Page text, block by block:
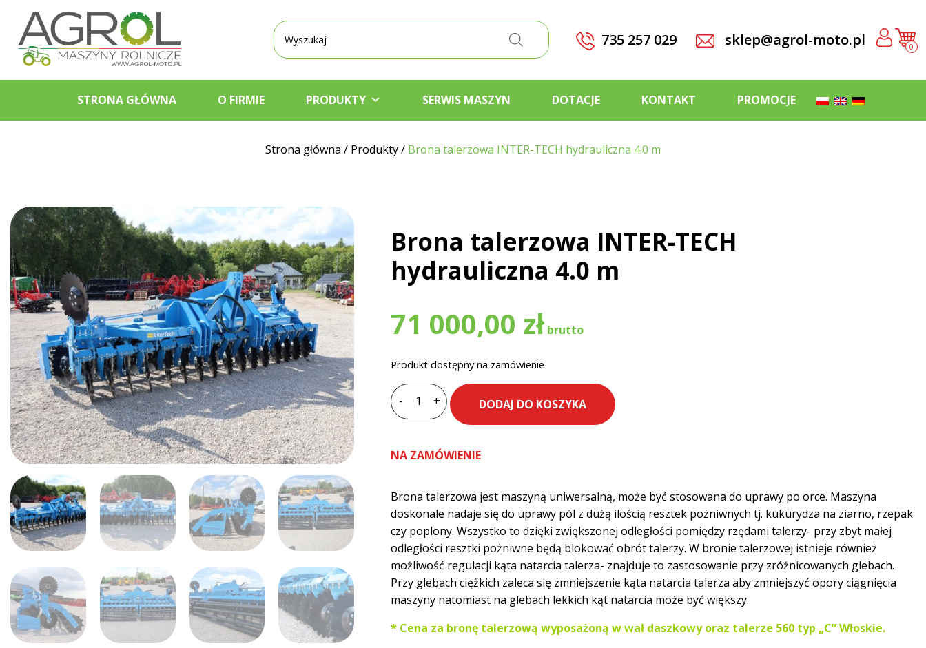
Wyszukiwarka
produktów 735 257 029 sklep@agrol-moto.pl 0
STRONA GŁÓWNA O FIRMIE PRODUKTY SERWIS MASZYN DOTACJE KONTAKT PROMOCJE
Strona główna / Produkty/ Brona talerzowa INTER-TECH hydrauliczna 4.0 m
Brona talerzowa INTER-TECH
hydrauliczna 4.0 m
71 000,00 zł
Produkt dostępny na zamówienie
-
ilość
INTER-
hydrauliczna
4.0
m
+ DODAJ DO KOSZYKA
NA ZAMÓWIENIE
Brona talerzowa jest maszyną uniwersalną, może być stosowana do uprawy po orce. Maszyna
doskonale nadaje się do uprawy pól z dużą ilością resztek pożniwnych tj. kukurydza na ziarno, rzepak
czy poplony. Wszystko to dzięki zwiększonej odległości pomiędzy rzędami talerzy- przy zbyt małej
odległości resztki pożniwne będą blokować obrót talerzy. W bronie talerzowej istnieje również
możliwość regulacji kąta natarcia talerza- znajduje to zastosowanie przy zróżnicowanych glebach.
Przy glebach ciężkich zaleca się zmniejszenie kąta natarcia talerza aby zmniejszyć opory ciągnięcia
maszyny natomiast na glebach lekkich kąt natarcia może być większy.
* Cena za bronę talerzową wyposażoną w wał daszkowy oraz talerze 560 typ „C” Włoskie.